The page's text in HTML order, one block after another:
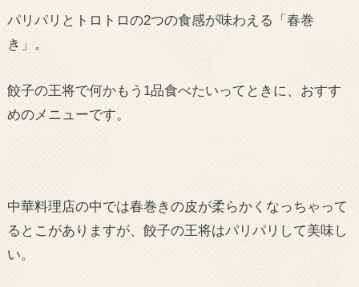
パリパリとトロトロの2つの食感が味わえる「春巻
き」。
餃子の王将で何かもう1品食べたいってときに、おすす
めのメニューです。
中華料理店の中では春巻きの皮が柔らかくなっちゃって
るとこがありますが、餃子の王将はパリパリして美味し
い。